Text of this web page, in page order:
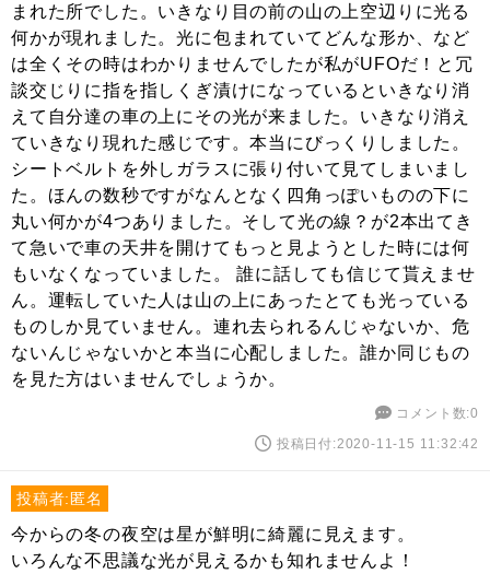
まれた所でした。いきなり目の前の山の上空辺りに光る
何かが現れました。光に包まれていてどんな形か、など
は全くその時はわかりませんでしたが私がUFOだ！と冗
談交じりに指を指しくぎ漬けになっているといきなり消
えて自分達の車の上にその光が来ました。いきなり消え
ていきなり現れた感じです。本当にびっくりしました。
シートベルトを外しガラスに張り付いて見てしまいまし
た。ほんの数秒ですがなんとなく四角っぽいものの下に
丸い何かが4つありました。そして光の線？が2本出てき
て急いで車の天井を開けてもっと見ようとした時には何
もいなくなっていました。 誰に話しても信じて貰えませ
ん。運転していた人は山の上にあったとても光っている
ものしか見ていません。連れ去られるんじゃないか、危
ないんじゃないかと本当に心配しました。誰か同じもの
を見た方はいませんでしょうか。
コメント数:0
投稿日付:2020-11-15 11:32:42
投稿者:匿名
今からの冬の夜空は星が鮮明に綺麗に見えます。
いろんな不思議な光が見えるかも知れませんよ！